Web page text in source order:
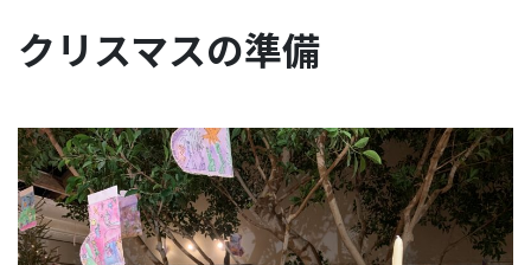
クリスマスの準備